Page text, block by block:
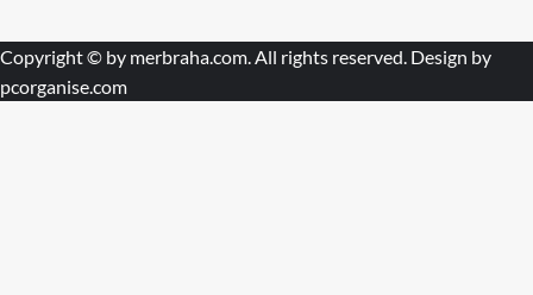
Copyright © by merbraha.com. All rights reserved. Design by
pcorganise.com